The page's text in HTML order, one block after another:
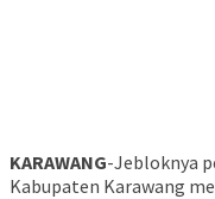
KARAWANG-Jebloknya
Kabupaten Karawang